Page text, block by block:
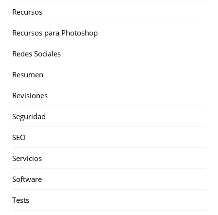
Recursos
Recursos para Photoshop
Redes Sociales
Resumen
Revisiones
Seguridad
SEO
Servicios
Software
Tests